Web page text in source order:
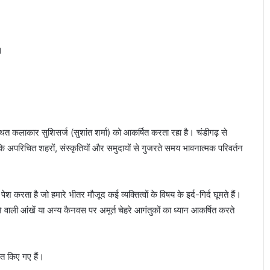
कलाकार सुशिसर्ज (सुशांत शर्मा) को आकर्षित करता रहा है। चंडीगढ़ से
शहरों, संस्कृतियों और समुदायों से गुजरते समय भावनात्मक परिवर्तन
है जो हमारे भीतर मौजूद कई व्यक्तित्वों के विषय के इर्द-गिर्द घूमते हैं।
आंखें या अन्य कैनवस पर अमूर्त चेहरे आगंतुकों का ध्यान आकर्षित करते
किए गए हैं।